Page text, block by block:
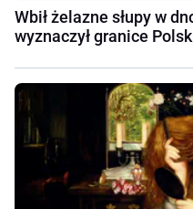
Wbił żelazne słupy w
wyznaczył granice